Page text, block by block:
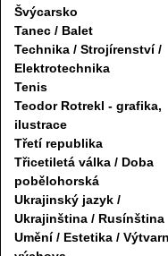
Švýcarsko
Tanec / Balet
Technika / Strojírenství /
Elektrotechnika
Tenis
Teodor Rotrekl - grafika,
ilustrace
Třetí republika
Třicetiletá válka / Doba
pobělohorská
Ukrajinský jazyk /
Ukrajinština / Rusínština
Umění / Estetika /